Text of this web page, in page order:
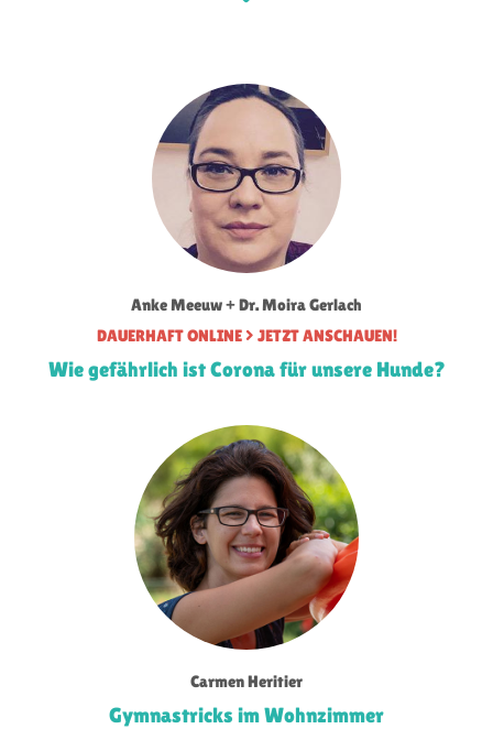
Anke Meeuw + Dr. Moira Gerlach
DAUERHAFT ONLINE
JETZT ANSCHAUEN!
Wie gefährlich ist Corona für unsere Hunde?
Carmen Heritier
Gymnastricks im Wohnzimmer